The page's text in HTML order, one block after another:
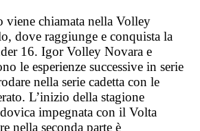
viene chiamata nella Volley
dove raggiunge e conquista la
16. Igor Volley Novara e
le esperienze successive in serie
nella serie cadetta con le
L’inizio della stagione
impegnata con il Volta
nella seconda parte è